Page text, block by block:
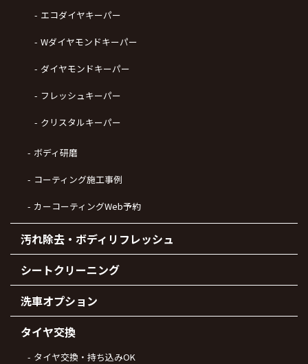
エコダイヤキーパー
Wダイヤモンドキーパー
ダイヤモンドキーパー
フレッシュキーパー
クリスタルキーパー
ボディ研磨
コーティング施工事例
カーコーティングWeb予約
汚れ除去・ボディリフレッシュ
シートクリーニング
洗車オプション
タイヤ交換
タイヤ交換・持ち込みOK